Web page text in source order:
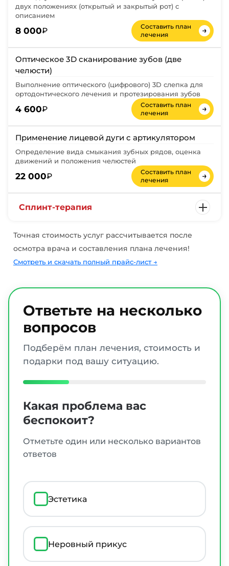
двух положениях (открытый и закрытый рот) с
описанием
8 000₽
Составить план
лечения
→
Оптическое 3D сканирование зубов (две
челюсти)
Выполнение оптического (цифрового) 3D слепка для
ортодонтического лечения и протезирования зубов
4 600₽
Составить план
лечения
→
Применение лицевой дуги с артикулятором
Определение вида смыкания зубных рядов, оценка
движений и положения челюстей
22 000₽
Составить план
лечения
→
Сплинт-терапия
Точная стоимость услуг рассчитывается после
осмотра врача и составления плана лечения!
Смотреть и скачать полный прайс-лист→
Ответьте на несколько
вопросов
Подберём план лечения, стоимость и
подарки под вашу ситуацию.
Какая проблема вас
беспокоит?
Отметьте один или несколько вариантов
ответов
Эстетика
Неровный прикус